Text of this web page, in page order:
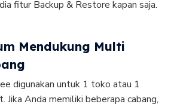
fitur Backup & Restore kapan saja.
Mendukung Multi
digunakan untuk 1 toko atau 1
Jika Anda memiliki beberapa cabang,